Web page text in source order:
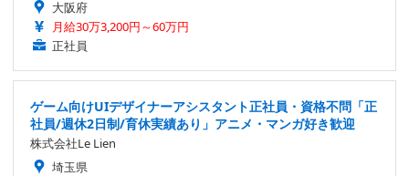
大阪府
月給30万3,200円～60万円
正社員
ゲーム向けUIデザイナーアシスタント正社員・資格不問「正
社員/週休2日制/育休実績あり」アニメ・マンガ好き歓迎
株式会社Le Lien
埼玉県